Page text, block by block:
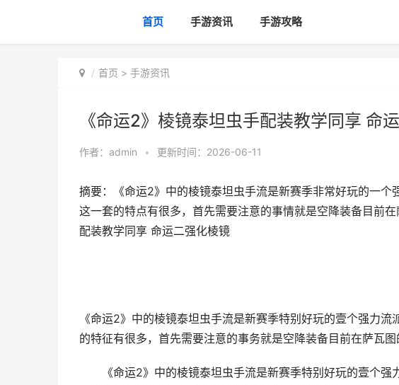
首页 手游资讯 手游攻略
首页 > 手游资讯
《命运2》棱镜泰坦虫手配装教学同享 命
作者： admin • 更新时间：2026-06-11
摘要：《命运2》中的棱镜泰坦虫手流是新赛季非常好玩的一个
这一套的特点有很多，首先需要注意的事情就是空降装备目前
配装教学同享 命运二强化棱镜
《命运2》中的棱镜泰坦虫手流是新赛季特别好玩的壹个强力
的特征有很多，首先需要注意的事务就是空降装备目前在萨瓦
《命运2》中的棱镜泰坦虫手流是新赛季特别好玩的壹个